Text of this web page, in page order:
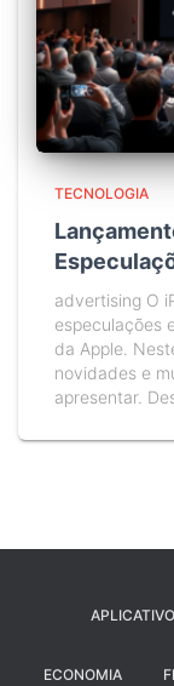
TECNOLOGIA
advertising O
especulações
da Apple.
novidades e
apresentar.
ECONOMIA